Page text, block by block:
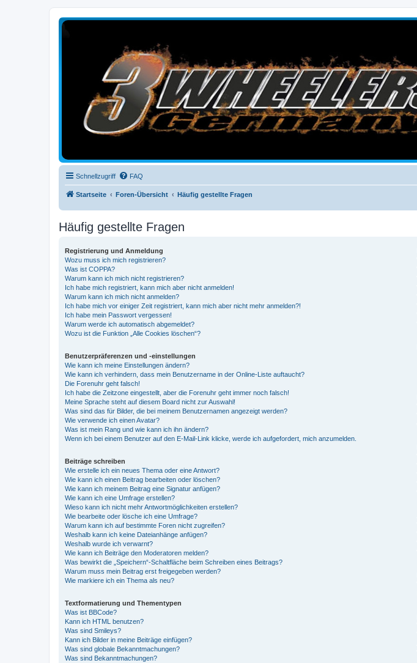
Honda, Yamaha, Kawasaki Trike
Schnellzugriff FAQ
Startseite Foren-Übersicht Häufig gestellte Fragen
Häufig gestellte Fragen
Registrierung und Anmeldung
Wozu muss ich mich registrieren?
Was ist COPPA?
Warum kann ich mich nicht registrieren?
Ich habe mich registriert, kann mich aber nicht anmelden!
Warum kann ich mich nicht anmelden?
Ich habe mich vor einiger Zeit registriert, kann mich aber nicht mehr anmelden?!
Ich habe mein Passwort vergessen!
Warum werde ich automatisch abgemeldet?
Wozu ist die Funktion „Alle Cookies löschen“?
Benutzerpräferenzen und -einstellungen
Wie kann ich meine Einstellungen ändern?
Wie kann ich verhindern, dass mein Benutzername in der Online-Liste auftaucht?
Die Forenuhr geht falsch!
Ich habe die Zeitzone eingestellt, aber die Forenuhr geht immer noch falsch!
Meine Sprache steht auf diesem Board nicht zur Auswahl!
Was sind das für Bilder, die bei meinem Benutzernamen angezeigt werden?
Wie verwende ich einen Avatar?
Was ist mein Rang und wie kann ich ihn ändern?
Wenn ich bei einem Benutzer auf den E-Mail-Link klicke, werde ich aufgefordert, mich anzumelden.
Beiträge schreiben
Wie erstelle ich ein neues Thema oder eine Antwort?
Wie kann ich einen Beitrag bearbeiten oder löschen?
Wie kann ich meinem Beitrag eine Signatur anfügen?
Wie kann ich eine Umfrage erstellen?
Wieso kann ich nicht mehr Antwortmöglichkeiten erstellen?
Wie bearbeite oder lösche ich eine Umfrage?
Warum kann ich auf bestimmte Foren nicht zugreifen?
Weshalb kann ich keine Dateianhänge anfügen?
Weshalb wurde ich verwarnt?
Wie kann ich Beiträge den Moderatoren melden?
Was bewirkt die „Speichern“-Schaltfläche beim Schreiben eines Beitrags?
Warum muss mein Beitrag erst freigegeben werden?
Wie markiere ich ein Thema als neu?
Textformatierung und Thementypen
Was ist BBCode?
Kann ich HTML benutzen?
Was sind Smileys?
Kann ich Bilder in meine Beiträge einfügen?
Was sind globale Bekanntmachungen?
Was sind Bekanntmachungen?